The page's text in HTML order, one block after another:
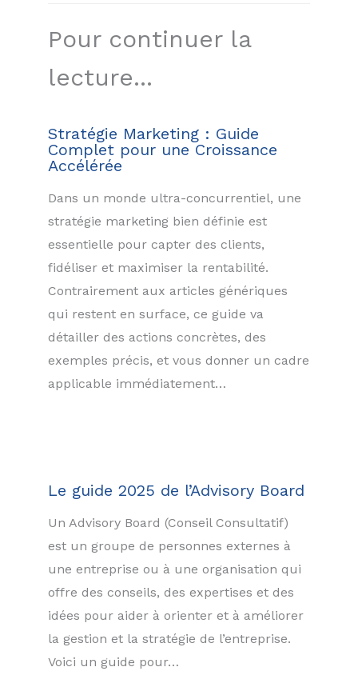
Pour continuer la
lecture...
Stratégie Marketing : Guide
Complet pour une Croissance
Accélérée
Dans un monde ultra-concurrentiel, une
stratégie marketing bien définie est
essentielle pour capter des clients,
fidéliser et maximiser la rentabilité.
Contrairement aux articles génériques
qui restent en surface, ce guide va
détailler des actions concrètes, des
exemples précis, et vous donner un cadre
applicable immédiatement…
Le guide 2025 de l’Advisory Board
Un Advisory Board (Conseil Consultatif)
est un groupe de personnes externes à
une entreprise ou à une organisation qui
offre des conseils, des expertises et des
idées pour aider à orienter et à améliorer
la gestion et la stratégie de l’entreprise.
Voici un guide pour…